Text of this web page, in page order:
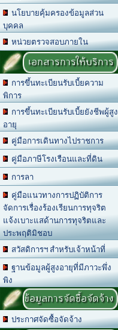
นโยบายคุ้มครองข้อมูลส่วน
บุคคล
หน่วยตรวจสอบภายใน
เอกสารการให้บริการ
การขึ้นทะเบียนรับเบี้ยความ
พิการ
การขึ้นทะเบียนรับเบี้ยยังชีพผู้สูง
อายุ
คู่มือการเดินทางไปราชการ
คู่มือภาษีโรงเรือนและที่ดิน
การลา
คู่มือแนวทางการปฏิบัติการ
จัดการเรื่องร้องเรียนการทุจริต
แจ้งเบาะแสด้านการทุจริตและ
ประพฤติมิชอบ
สวัสดิการฯ สำหรับเจ้าหน้าที่
ฐานข้อมูลผู้สูงอายุที่มีภาวะพึ่ง
พิง
ข้อมูลการจัดซื้อจัดจ้าง
ประกาศจัดซื้อจัดจ้าง